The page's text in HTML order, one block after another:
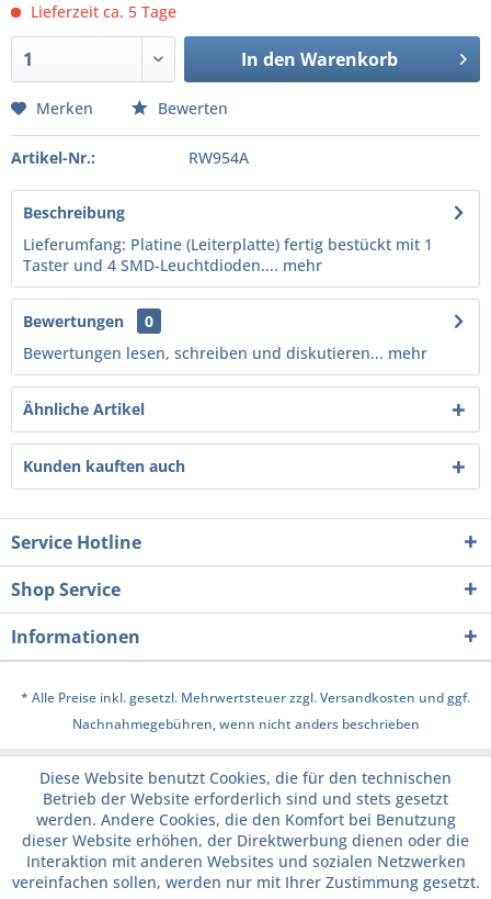
Lieferzeit ca. 5 Tage
In den Warenkorb
Merken Bewerten
Artikel-Nr.: RW954A
Beschreibung
Lieferumfang: Platine (Leiterplatte) fertig bestückt mit 1
Taster und 4 SMD-Leuchtdioden.... mehr
Bewertungen
0
Bewertungen lesen, schreiben und diskutieren... mehr
Ähnliche Artikel
Kunden kauften auch
Service Hotline
Shop Service
Informationen
* Alle Preise inkl. gesetzl. Mehrwertsteuer zzgl.Versandkosten und ggf.
Nachnahmegebühren, wenn nicht anders beschrieben
Diese Website benutzt Cookies, die für den technischen
Betrieb der Website erforderlich sind und stets gesetzt
werden. Andere Cookies, die den Komfort bei Benutzung
dieser Website erhöhen, der Direktwerbung dienen oder die
Interaktion mit anderen Websites und sozialen Netzwerken
vereinfachen sollen, werden nur mit Ihrer Zustimmung gesetzt.